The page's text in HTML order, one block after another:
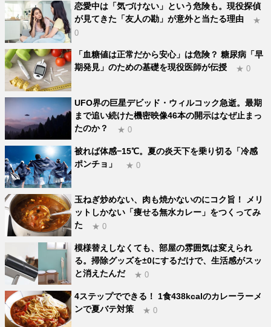
恋愛中は「気づけない」という危険も。現役探偵
が見てきた「友人の勘」が意外と当たる理由
★
0
「血糖値は正常だから安心」は危険？ 糖尿病「早
期発見」のための基礎を現役医師が伝授
★ 0
UFO界の巨星デビッド・ウィルコック急逝。最期
まで追い続けた機密映像46本の開示はなぜ止まっ
たのか？
★ 0
被れば体感−15℃。夏の炎天下を乗り切る「冷感
ポンチョ」
★ 0
玉ねぎ炒めない、肉も焼かないのにコク旨！ メリ
ットしかない「痩せる無水カレー」をつくってみ
た
★ 0
模様替えしなくても、部屋の雰囲気は変えられ
る。掃除グッズを±0にするだけで、生活感がスッ
と消えたんだ
★ 0
4ステップでできる！ 1食438kcalのカレーラーメ
ンで夏バテ対策
★ 0